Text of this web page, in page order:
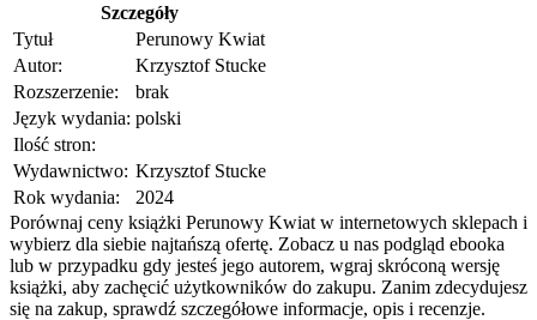
Szczegóły
Tytuł
Perunowy Kwiat
Autor:
Krzysztof Stucke
Rozszerzenie:
brak
Język wydania: polski
Ilość stron:
Wydawnictwo: Krzysztof Stucke
Rok wydania:
2024
Porównaj ceny książki Perunowy Kwiat w internetowych sklepach i
wybierz dla siebie najtańszą ofertę. Zobacz u nas podgląd ebooka
lub w przypadku gdy jesteś jego autorem, wgraj skróconą wersję
książki, aby zachęcić użytkowników do zakupu. Zanim zdecydujesz
się na zakup, sprawdź szczegółowe informacje, opis i recenzje.